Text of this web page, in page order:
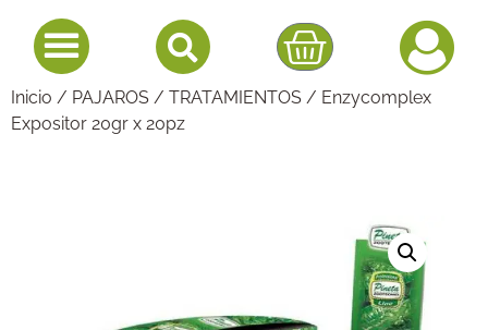
Inicio / PAJAROS / TRATAMIENTOS / Enzycomplex
Expositor 20gr x 20pz